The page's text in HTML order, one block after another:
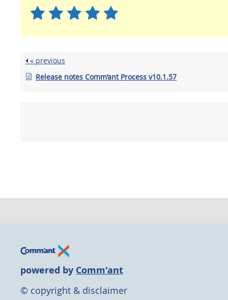
« previous
Release notes Comm’ant Process v10.1.57
powered by Comm'ant
© copyright & disclaimer